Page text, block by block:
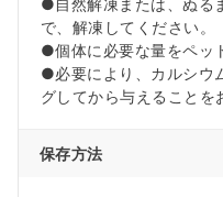
●自然解凍または、ぬる
で、解凍してください。
●個体に必要な量をペッ
●必要により、カルシウ
グしてから与えることを
保存方法